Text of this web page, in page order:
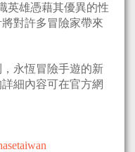
英雄憑藉其優異的性
對許多冒險家帶來
永恆冒險手遊的新
細內容可在官方網